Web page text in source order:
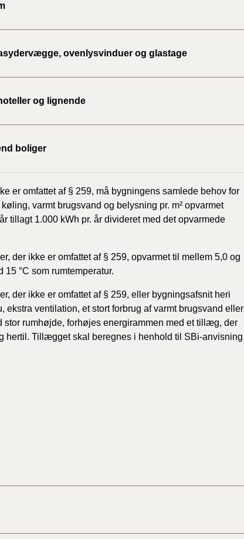
BR18 (1/1- 31/12
2022)
BR18 (29/6 - 31/12
2021)
BR18 (1/7-31/12
2020)
BR18 (10/3-30/6
2020)
BR18 (1/1-30/6 2018)
ovenlysvinduer og glastage
og lignende
boliger
er omfattet af § 259, må bygningens samlede behov for
varmt brugsvand og belysning pr. m² opvarmet
tillagt 1.000 kWh pr. år divideret med det opvarmede
der ikke er omfattet af § 259, opvarmet til mellem 5,0 og
°C som rumtemperatur.
der ikke er omfattet af § 259, eller bygningsafsnit heri
ekstra ventilation, et stort forbrug af varmt brugsvand eller
stor rumhøjde, forhøjes energirammen med et tillæg, der
hertil. Tillægget skal beregnes i henhold til SBi-anvisning